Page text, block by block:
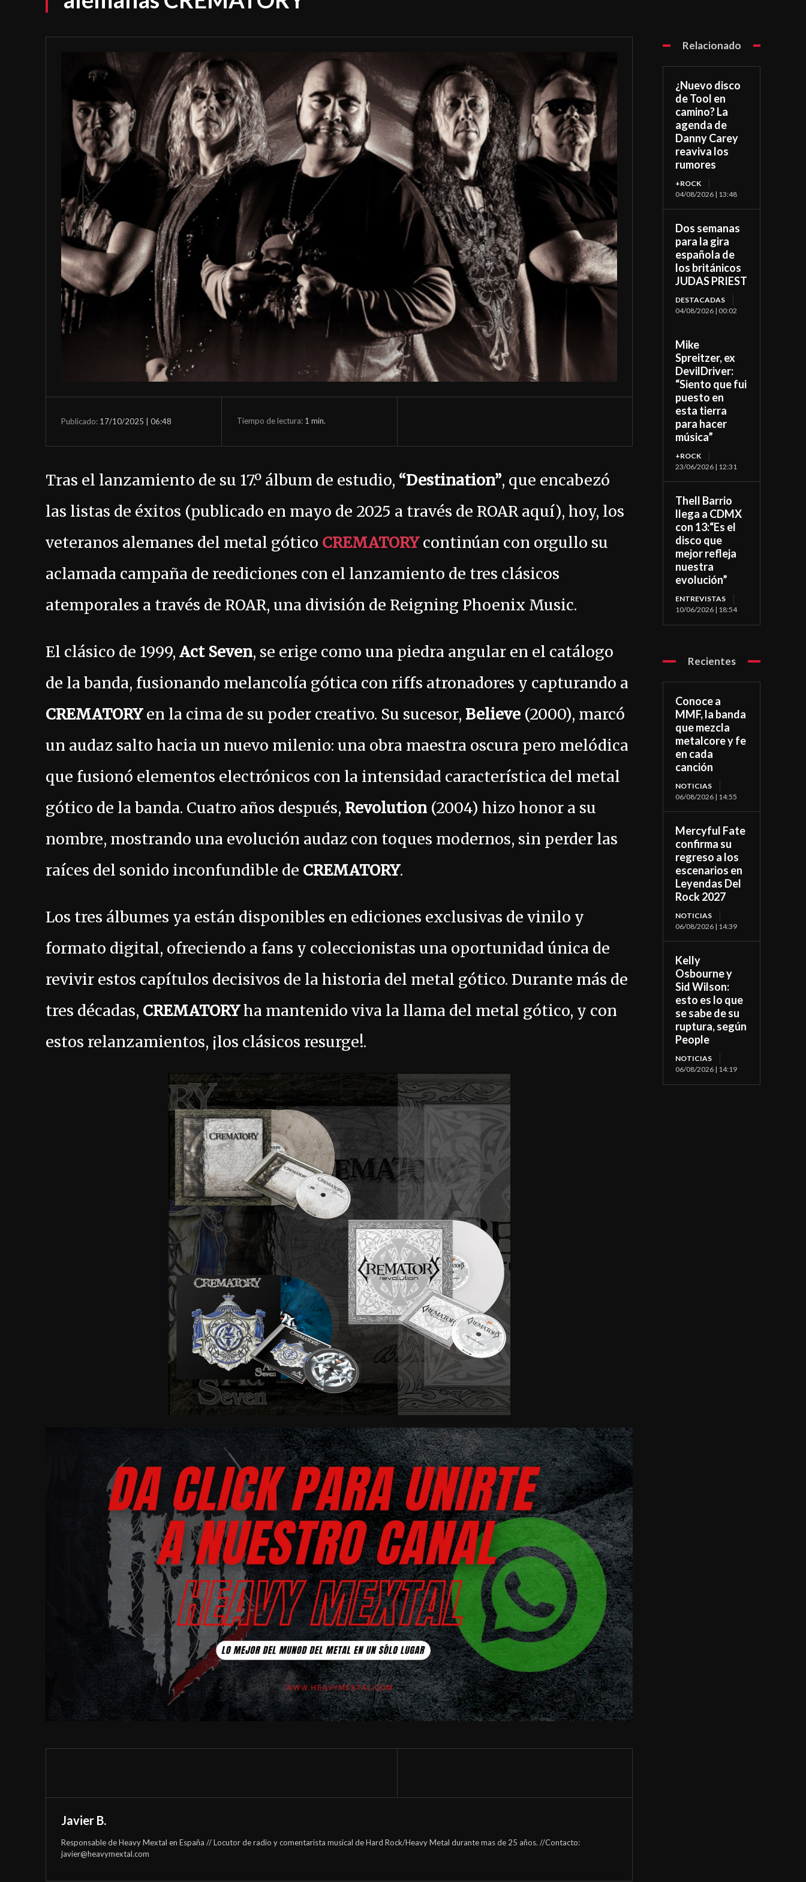
Publicado: 17/10/2025 | 06:48 Tiempo de lectura: 1 min.
Tras el lanzamiento de su 17.º álbum de estudio, “Destination”, que encabezó
las listas de éxitos (publicado en mayo de 2025 a través de ROAR aquí), hoy, los
veteranos alemanes del metal gótico CREMATORYcontinúan con orgullo su
aclamada campaña de reediciones con el lanzamiento de tres clásicos
atemporales a través de ROAR, una división de Reigning Phoenix Music.
El clásico de 1999, Act Seven, se erige como una piedra angular en el catálogo
de la banda, fusionando melancolía gótica con riffs atronadores y capturando a
CREMATORYen la cima de su poder creativo. Su sucesor, Believe (2000), marcó
un audaz salto hacia un nuevo milenio: una obra maestra oscura pero melódica
que fusionó elementos electrónicos con la intensidad característica del metal
gótico de la banda. Cuatro años después, Revolution (2004) hizo honor a su
nombre, mostrando una evolución audaz con toques modernos, sin perder las
raíces del sonido inconfundible de CREMATORY.
Los tres álbumes ya están disponibles en ediciones exclusivas de vinilo y
formato digital, ofreciendo a fans y coleccionistas una oportunidad única de
revivir estos capítulos decisivos de la historia del metal gótico. Durante más de
tres décadas, CREMATORYha mantenido viva la llama del metal gótico, y con
estos relanzamientos, ¡los clásicos resurge!.
Javier B.
Responsable de Heavy Mextal en España // Locutor de radio y comentarista musical de Hard Rock/Heavy Metal durante mas de 25 años. //Contacto:
javier@heavymextal.com
Relacionado
¿Nuevo disco
de Tool en
camino? La
agenda de
Danny Carey
reaviva los
rumores
+ROCK
04/08/2026 | 13:48
Dos semanas
para la gira
española de
los británicos
JUDAS PRIEST
DESTACADAS
04/08/2026 | 00:02
Mike
Spreitzer, ex
DevilDriver:
“Siento que fui
puesto en
esta tierra
para hacer
música”
+ROCK
23/06/2026 | 12:31
Thell Barrio
llega a CDMX
con 13:“Es el
disco que
mejor refleja
nuestra
evolución”
ENTREVISTAS
10/06/2026 | 18:54
Recientes
Conoce a
MMF, la banda
que mezcla
metalcore y fe
en cada
canción
NOTICIAS
06/08/2026 | 14:55
Mercyful Fate
confirma su
regreso a los
escenarios en
Leyendas Del
Rock 2027
NOTICIAS
06/08/2026 | 14:39
Kelly
Osbourne y
Sid Wilson:
esto es lo que
se sabe de su
ruptura, según
People
NOTICIAS
06/08/2026 | 14:19